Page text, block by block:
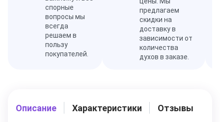
спорные
вопросы мы
всегда
решаем в
пользу
покупателей.
предлагаем
скидки на
доставку в
зависимости от
количества
духов в заказе.
Описание Характеристики Отзывы